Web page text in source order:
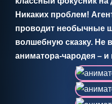
Никаких проблем!
проводит необычные
волшебную сказку. Не
аниматора-чародея – и